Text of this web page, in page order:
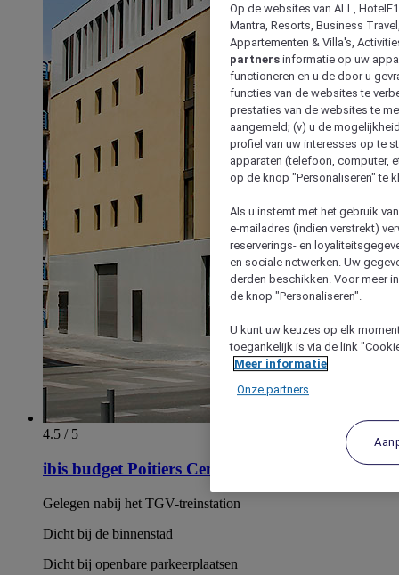
4.5 / 5
ibis budget Poitiers Centre Gare
Gelegen nabij het TGV-treinstation
Dicht bij de binnenstad
Dicht bij openbare parkeerplaatsen
Op de websites van ALL,
Mantra, Resorts, Business
Appartementen & Villa's,
partners informatie op uw
functioneren en u de door u
functies van de websites te
prestaties van de websites te
aangemeld; (v) u de
profiel van uw interesses op te
apparaten (telefoon, computer,
op de knop "Personaliseren" te
Als u instemt met het gebruik
e-mailadres (indien verstrekt)
reserverings- en
en sociale netwerken. Uw
derden beschikken. Voor meer
de knop "Personaliseren".
U kunt uw keuzes op elk
toegankelijk is via de link
Meer informatie
Onze partners